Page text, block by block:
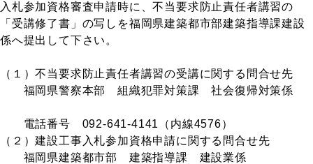
入札参加資格審査申請時に、不当要求防止責任者講習の
「受講修了書」の写しを福岡県建築都市部建築指導課建設
係へ提出して下さい。
（１）不当要求防止責任者講習の受講に関する問合せ先
福岡県警察本部 組織犯罪対策課 社会復帰対策係
電話番号 092-641-4141（内線4576）
（２）建設工事入札参加資格申請に関する問合せ先
福岡県建築都市部 建築指導課 建設業係